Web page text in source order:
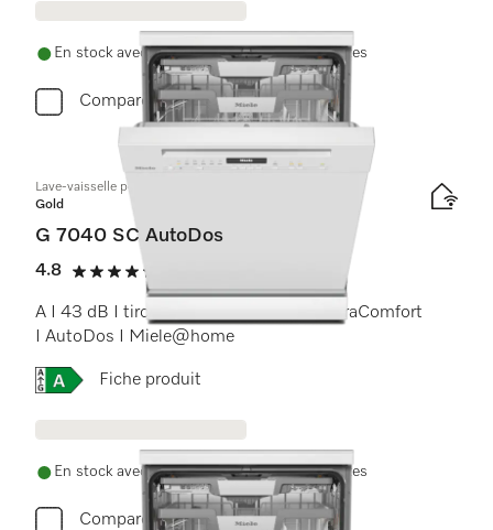
En stock avec livraison et installation gratuites
Comparer
Lave-vaisselle posable
Gold
G 7040 SC AutoDos
4.8
4.8 étoiles sur 5
A I 43 dB I tiroir à couverts I paniers ExtraComfort
I AutoDos I Miele@home
Online Label Flag, Etiquette énergétique
Fiche produit
En stock avec livraison et installation gratuites
Comparer